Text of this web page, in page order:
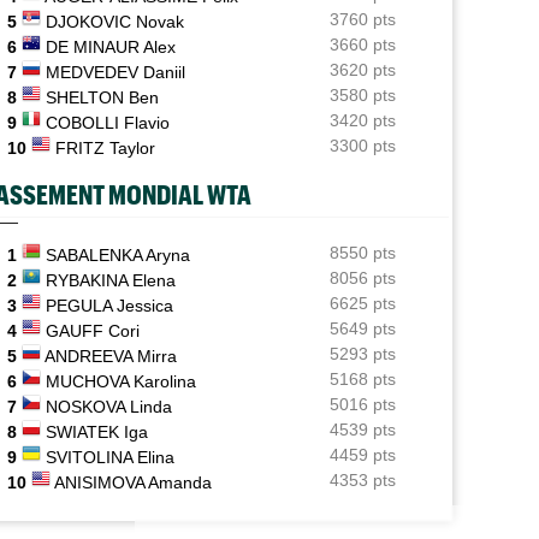
Holger Rune espéré à Cincinnati, mais sa mère sème le
doute...
05/08
US Open (Q)
Bonzi proche du tableau, Gea, Draper et Wawrinka en
qualifs
Sept Françaises engagées en qualifs, Kristina
Mladenovic protégée
05/08
US Open
Emma Raducanu doit digérer un nouveau forfait,
encore un coup dur
5
DJOKOVIC Novak
3760 pts
6
DE MINAUR Alex
3660 pts
7
MEDVEDEV Daniil
3620 pts
8
SHELTON Ben
3580 pts
9
COBOLLI Flavio
3420 pts
10
FRITZ Taylor 3300 pts
MONDIAL WTA
1 SABALENKA Aryna
8550 pts
2
RYBAKINA Elena
8056 pts
3
PEGULA Jessica
6625 pts
4
GAUFF Cori
5649 pts
5
ANDREEVA Mirra
5293 pts
6
MUCHOVA Karolina
5168 pts
7
NOSKOVA Linda
5016 pts
8
SWIATEK Iga
4539 pts
9
SVITOLINA Elina
4459 pts
10
ANISIMOVA Amanda 4353 pts